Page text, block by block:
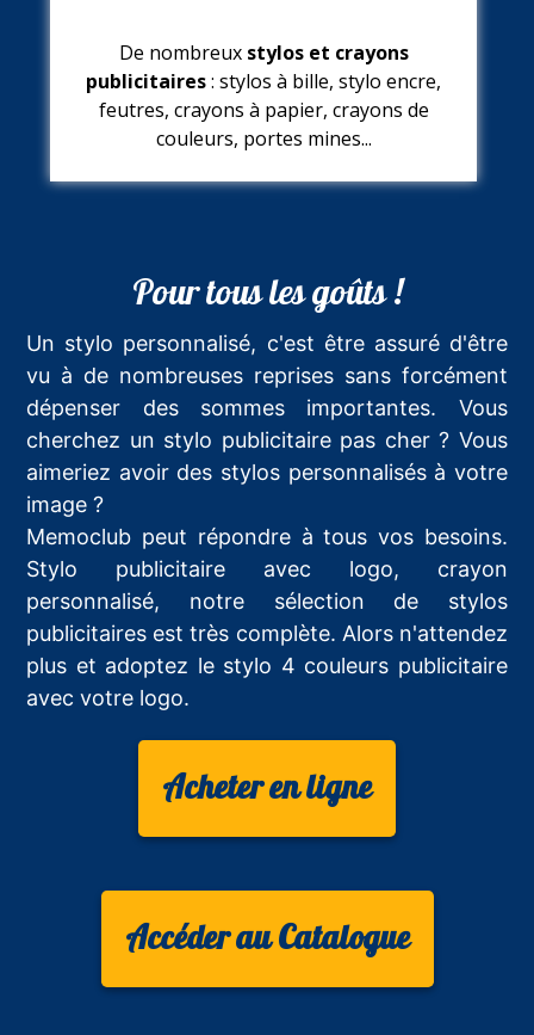
De nombreux stylos et crayons
publicitaires: stylos à bille, stylo encre,
feutres, crayons à papier, crayons de
couleurs, portes mines...
Pour tous les goûts !
Un stylo personnalisé, c'est être assuré d'être
vu à de nombreuses reprises sans forcément
dépenser des sommes importantes. Vous
cherchez un stylo publicitaire pas cher ? Vous
aimeriez avoir des stylos personnalisés à votre
image ?
Memoclub peut répondre à tous vos besoins.
Stylo publicitaire avec logo, crayon
personnalisé, notre sélection de stylos
publicitaires est très complète. Alors n'attendez
plus et adoptez le stylo 4 couleurs publicitaire
avec votre logo.
Acheter en ligne
Accéder au Catalogue